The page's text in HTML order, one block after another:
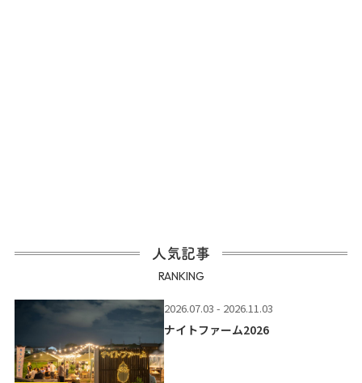
人気記事
RANKING
2026.07.03 - 2026.11.03
ナイトファーム2026